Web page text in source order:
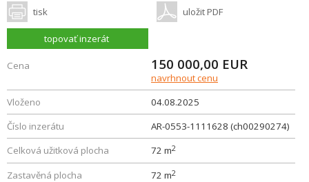
tisk uložit PDF
topovať inzerát
Cena 150 000,00 EUR
navrhnout cenu
Vloženo
04.08.2025
Číslo inzerátu
AR-0553-1111628 (ch00290274)
Celková užitková plocha
72 m2
Zastavěná plocha 72 m2